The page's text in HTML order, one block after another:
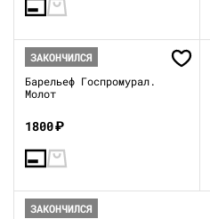
ЗАКОНЧИЛСЯ
Барельеф Госпромурал.
Молот
1800₽
ЗАКОНЧИЛСЯ